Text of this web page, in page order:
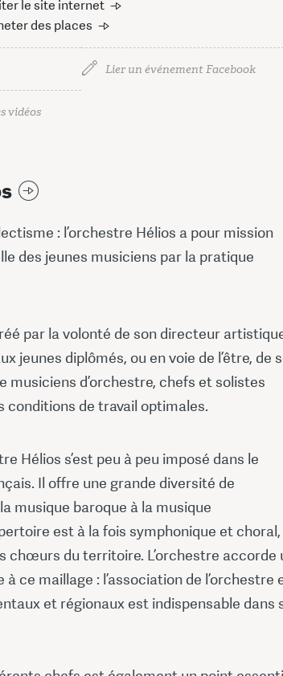
le site internet
des places
Lier un événement Facebook
vidéos
: l’orchestre Hélios a pour mission
des jeunes musiciens par la pratique
par la volonté de son directeur
jeunes diplômés, ou en voie de l’être, de
musiciens d’orchestre, chefs et solistes
conditions de travail optimales.
Hélios s’est peu à peu imposé dans le
Il offre une grande diversité de
musique baroque à la musique
est à la fois symphonique et choral,
chœurs du territoire. L’orchestre accorde
ce maillage : l’association de l’orchestre
et régionaux est indispensable dans